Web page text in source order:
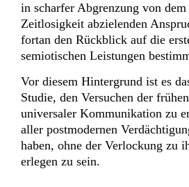
in scharfer Abgrenzung von
Zeitlosigkeit abzielenden
fortan den Rückblick auf die
semiotischen Leistungen
Vor diesem Hintergrund ist es
Studie, den Versuchen der
universaler Kommunikation zu
aller postmodernen
haben, ohne der Verlockung zu
erlegen zu sein.